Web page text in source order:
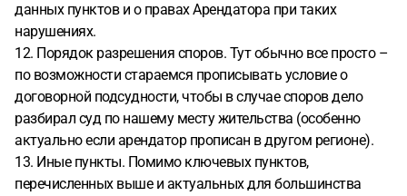
данных пунктов и о правах Арендатора при таких
нарушениях.
12. Порядок разрешения споров. Тут обычно все просто –
по возможности стараемся прописывать условие о
договорной подсудности, чтобы в случае споров дело
разбирал суд по нашему месту жительства (особенно
актуально если арендатор прописан в другом регионе).
13. Иные пункты. Помимо ключевых пунктов,
перечисленных выше и актуальных для большинства